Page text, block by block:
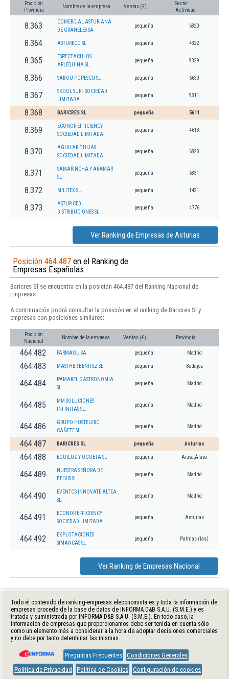
Posición
Provincia
Nombre de la empresa Ventas (€)
Sector
Actividad
8.363
COMERCIAL ASTURIANA
DE GRANELES SA
pequeña 6820
8.364 ASTURECO SL pequeña 4322
8.365
ESPECTACULOS
ARLEQUINA SL
pequeña 9329
8.366 SABOU POPESCU SL pequeña 5630
8.367
SKOOL SURF SOCIEDAD
LIMITADA.
pequeña 9311
8.368 BARICRES SL pequeña 5611
8.369
ECONOR EFFICIENCY
SOCIEDAD LIMITADA.
pequeña 4613
8.370
AGUILAR E HIJAS
SOCIEDAD LIMITADA.
pequeña 6820
8.371
SAMARINCHA Y ARAMAR
SL
pequeña 6831
8.372 MILITEX SL. pequeña 1421
8.373
ASTUR CEDI
DISTRIBUCIONES SL
pequeña 4776
Ver Ranking de Empresas de Asturias
Posición 464.487 en el Ranking de
Empresas Españolas
Baricres Sl se encuentra en la posición 464.487 del Ranking Nacional de
Empresas.
A continuación podrá consultar la posición en el ranking de Baricres Sl y
empresas con posiciones similares:
Posición
Nacional
Nombre de la empresa Ventas (€) Provincia
464.482 FARMAGU SA pequeña Madrid
464.483 MASTHER BENITEZ SL pequeña Badajoz
464.484
PAMAREL GASTRONOMIA
SL
pequeña Madrid
464.485
MM SOLUCIONES
INFINITAS SL.
pequeña Madrid
464.486
GRUPO HOSTELERO
CAÑETE SL.
pequeña Madrid
464.487 BARICRES SL pequeña Asturias
464.488 EGUILUZ Y OGUETA SL pequeña Arava,Álava
464.489
NUESTRA SEÑORA DE
BELVIS SL
pequeña Madrid
464.490
EVENTOS INNOVATE ALTEA
SL.
pequeña Madrid
464.491
ECONOR EFFICIENCY
SOCIEDAD LIMITADA.
pequeña Asturias
464.492
EXPLOTACIONES
SIMANCAS SL
pequeña Palmas (las)
Ver Ranking de Empresas Nacional
Todo el contenido de ranking-empresas.eleconomista.es y toda la información de
empresas procede de la base de datos de INFORMA D&B S.A.U. (S.M.E.) y es
tratada y suministrada por INFORMA D&B S.A.U. (S.M.E.). En todo caso, la
información de empresas que proporcionamos debe ser tenida en cuenta sólo
como un elemento más a considerar a la hora de adoptar decisiones comerciales
y no debe por tanto determinar las mismas.
Preguntas Frecuentes Condiciones Generales
Política de Privacidad
Política de Cookies Configuración de cookies